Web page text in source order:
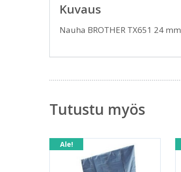
Kuvaus
Nauha BROTHER TX651 24
Tutustu myös
Ale!